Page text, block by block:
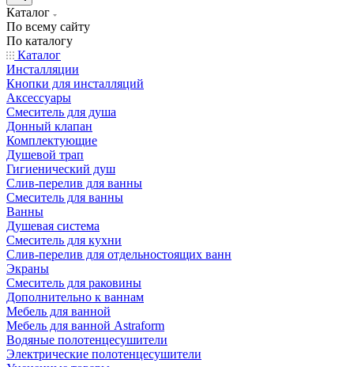
Каталог
По всему сайту
По каталогу
Каталог
Инсталляции
Кнопки для инсталляций
Аксессуары
Смеситель для душа
Донный клапан
Комплектующие
Душевой трап
Гигиенический душ
Слив-перелив для ванны
Смеситель для ванны
Ванны
Душевая система
Смеситель для кухни
Слив-перелив для отдельностоящих ванн
Экраны
Смеситель для раковины
Дополнительно к ваннам
Мебель для ванной
Мебель для ванной Astraform
Водяные полотенцесушители
Электрические полотенцесушители